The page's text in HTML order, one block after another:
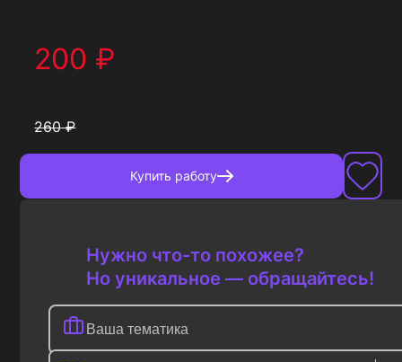
200 ₽
260₽
Купить работу
Нужно что-то похожее?
Но уникальное — обращайтесь!